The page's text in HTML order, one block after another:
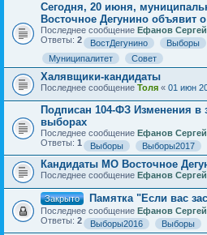
Сегодня, 20 июня,
Восточное Дегунино объявит
Последнее сообщение Ефанов Сергей
Ответы: 2 ВостДегунино Выборы
Муниципалитет
Совет
Халявщики-кандидаты
Последнее сообщение Толя « 01 июн
Подписан 104-ФЗ Изменения в
выборах
Последнее сообщение Ефанов Сергей
Ответы: 1 Выборы Выборы2017
Кандидаты МО Восточное
Последнее сообщение Ефанов Сергей
Закрыто Памятка "Если вас
Последнее сообщение Ефанов Сергей
Ответы: 2 Выборы2016 Выборы